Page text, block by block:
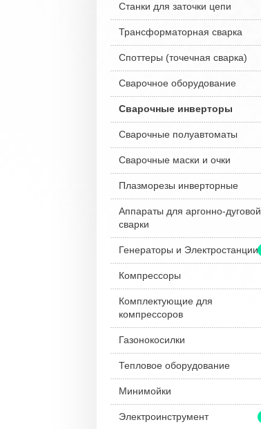
Станки для заточки цепи
Трансформаторная сварка
Споттеры (точечная сварка)
Сварочное оборудование
Сварочные инверторы
Сварочные полуавтоматы
Сварочные маски и очки
Плазморезы инверторные
Аппараты для аргонно-дуговой
сварки
Генераторы и Электростанции
Компрессоры
Комплектующие для
компрессоров
Газонокосилки
Тепловое оборудование
Минимойки
Электроинструмент